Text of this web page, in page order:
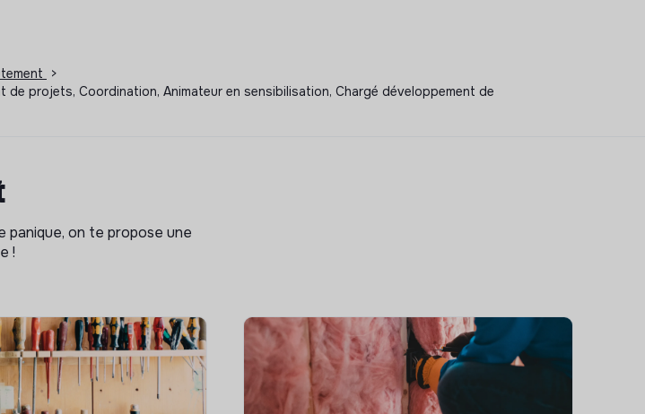
>
projets, Coordination, Animateur en sensibilisation, Chargé développement de
panique, on te propose une
!